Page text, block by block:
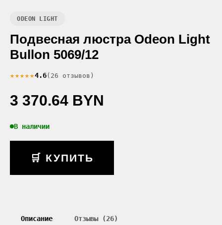
ODEON LIGHT
Подвесная люстра Odeon Light
Bullon 5069/12
★★★★★4.6(26 отзывов)
3 370.64 BYN
В наличии
🛒 КУПИТЬ
Описание Отзывы (26)